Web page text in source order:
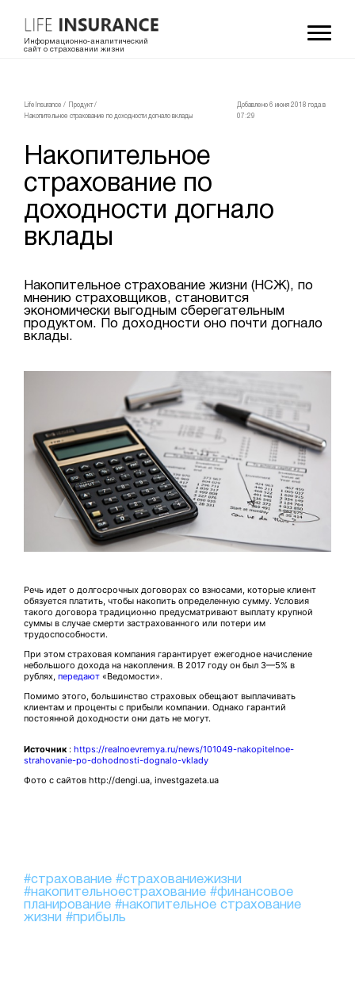
Информационно-аналитический
сайт о страховании жизни
LifeInsurance / Продукт/
Накопительное страхование по доходности догнало вклады
Добавлено 6 июня 2018 года в
07:29
Накопительное
страхование по
доходности догнало
вклады
Накопительное страхование жизни (НСЖ), по
мнению страховщиков, становится
экономически выгодным сберегательным
продуктом. По доходности оно почти догнало
вклады.
Речь идет о долгосрочных договорах со взносами, которые клиент
обязуется платить, чтобы накопить определенную сумму. Условия
такого договора традиционно предусматривают выплату крупной
суммы в случае смерти застрахованного или потери им
трудоспособности.
При этом страховая компания гарантирует ежегодное начисление
небольшого дохода на накопления. В 2017 году он был 3—5% в
рублях, передают «Ведомости».
Помимо этого, большинство страховых обещают выплачивать
клиентам и проценты с прибыли компании. Однако гарантий
постоянной доходности они дать не могут.
Источник : https://realnoevremya.ru/news/101049-nakopitelnoe-
strahovanie-po-dohodnosti-dognalo-vklady
Фото с сайтов http://dengi.ua, investgazeta.ua
#страхование #страхованиежизни
#накопительноестрахование #финансовое
планирование #накопительное страхование
жизни #прибыль